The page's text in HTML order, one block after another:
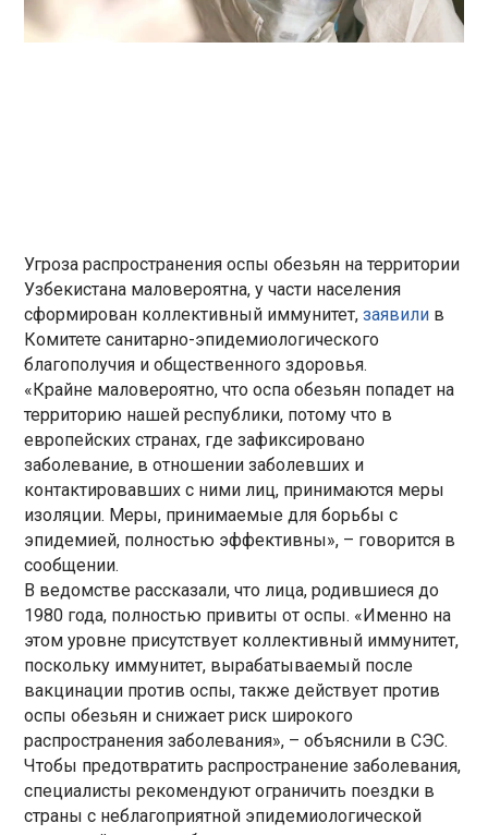
Угроза распространения оспы обезьян на территории
Узбекистана маловероятна, у части населения
сформирован коллективный иммунитет,заявили в
Комитете санитарно-эпидемиологического
благополучия и общественного здоровья.
«Крайне маловероятно, что оспа обезьян попадет на
территорию нашей республики, потому что в
европейских странах, где зафиксировано
заболевание, в отношении заболевших и
контактировавших с ними лиц, принимаются меры
изоляции. Меры, принимаемые для борьбы с
эпидемией, полностью эффективны», – говорится в
сообщении.
В ведомстве рассказали, что лица, родившиеся до
1980 года, полностью привиты от оспы. «Именно на
этом уровне присутствует коллективный иммунитет,
поскольку иммунитет, вырабатываемый после
вакцинации против оспы, также действует против
оспы обезьян и снижает риск широкого
распространения заболевания», – объяснили в СЭС.
Чтобы предотвратить распространение заболевания,
специалисты рекомендуют ограничить поездки в
страны с неблагоприятной эпидемиологической